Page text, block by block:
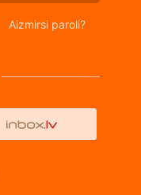
Aizmirsi paroli?